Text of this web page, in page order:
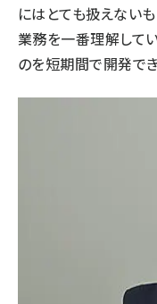
にはとても扱えない
業務を一番理解して
のを短期間で開発で